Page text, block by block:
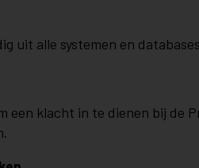
uit alle systemen en
een klacht in te dienen bij de